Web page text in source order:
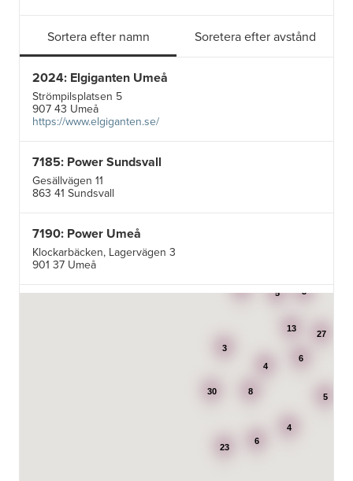
Sortera efter namn Soretera efter avstånd
2024: Elgiganten Umeå
Strömpilsplatsen 5
907 43 Umeå
https://www.elgiganten.se/
7185: Power Sundsvall
Gesällvägen 11
863 41 Sundsvall
7190: Power Umeå
Klockarbäcken, Lagervägen 3
901 37 Umeå
AB Karl Hedin Bygghandel - Edsbyn
23
30
27
8
4
6
6
13
3
4
5
3
5